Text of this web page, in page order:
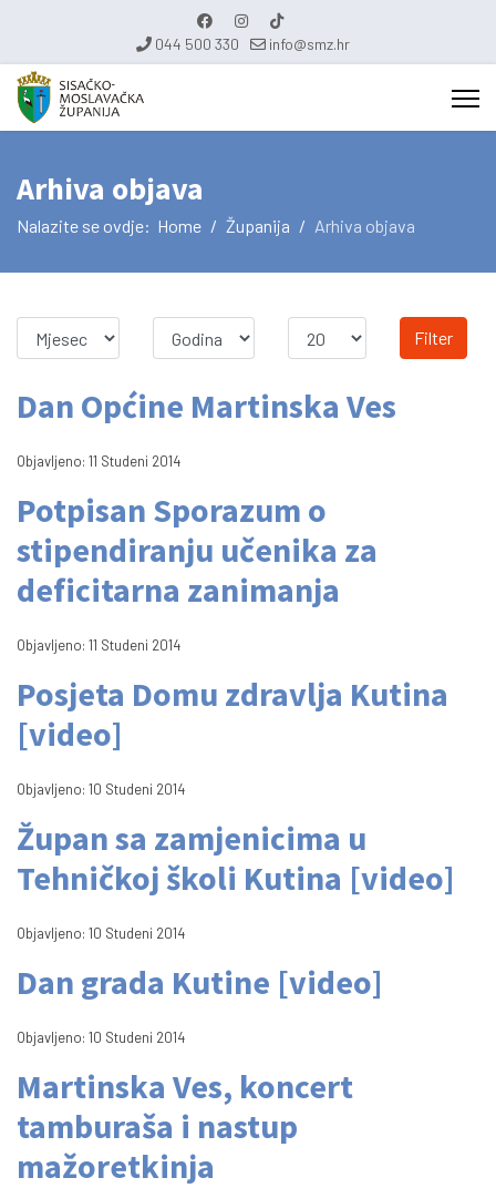
044 500 330 info@smz.hr
Arhiva objava
Nalazite se ovdje: Home Županija Arhiva objava
Filter
Dan Općine Martinska Ves
Objavljeno: 11 Studeni 2014
Potpisan Sporazum o
stipendiranju učenika za
deficitarna zanimanja
Objavljeno: 11 Studeni 2014
Posjeta Domu zdravlja Kutina
[video]
Objavljeno: 10 Studeni 2014
Župan sa zamjenicima u
Tehničkoj školi Kutina [video]
Objavljeno: 10 Studeni 2014
Dan grada Kutine [video]
Objavljeno: 10 Studeni 2014
Martinska Ves, koncert
tamburaša i nastup
mažoretkinja